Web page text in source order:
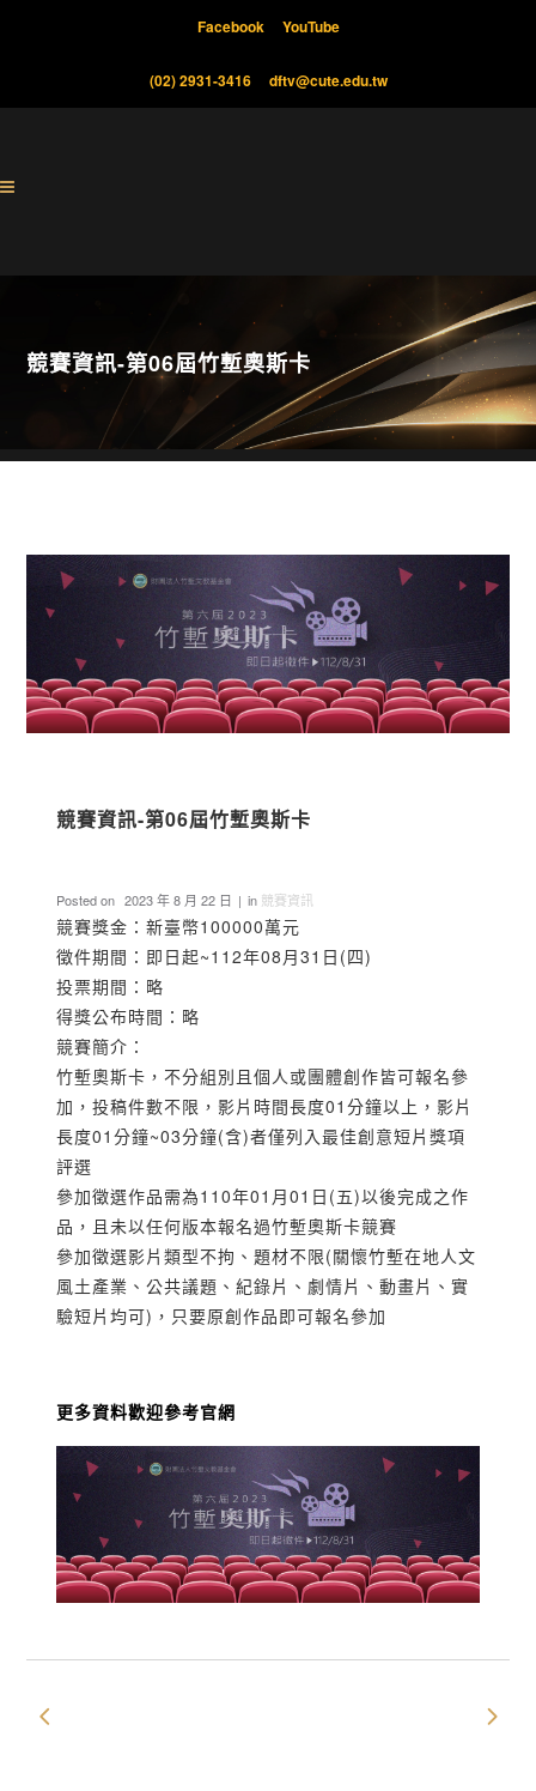
Facebook YouTube
(02) 2931-3416 dftv@cute.edu.tw
競賽資訊-第06屆竹塹奧斯卡
競賽資訊-第06屆竹塹奧斯卡
Posted on 2023 年 8 月 22 日 in 競賽資訊
競賽獎金：新臺幣100000萬元
徵件期間：即日起~112年08月31日(四)
投票期間：略
得獎公布時間：略
競賽簡介：
竹塹奧斯卡，不分組別且個人或團體創作皆可報名參
加，投稿件數不限，影片時間長度01分鐘以上，影片
長度01分鐘~03分鐘(含)者僅列入最佳創意短片獎項
評選
參加徵選作品需為110年01月01日(五)以後完成之作
品，且未以任何版本報名過竹塹奧斯卡競賽
參加徵選影片類型不拘、題材不限(關懷竹塹在地人文
風土產業、公共議題、紀錄片、劇情片、動畫片、實
驗短片均可)，只要原創作品即可報名參加
更多資料歡迎參考官網